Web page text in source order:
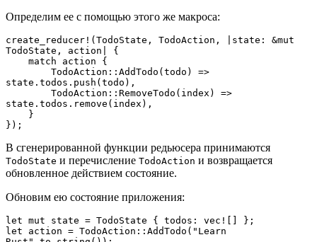
Определим ее с помощью этого же макроса:
create_reducer!(TodoState, TodoAction, |state: &mut
TodoState, action| {
    match action {
state.todos.push(todo),
state.todos.remove(index),
    }
});
В сгенерированной функции редьюсера принимаются
TodoState и перечисление TodoAction и возвращается
обновленное действием состояние.
Обновим ею состояние приложения:
let mut state = TodoState { todos: vec![] };
let action = TodoAction::AddTodo("Learn